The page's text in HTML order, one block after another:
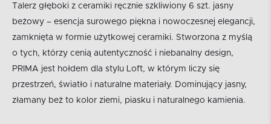
Talerz głęboki z ceramiki ręcznie szkliwiony 6 szt. jasny
beżowy – esencja surowego piękna i nowoczesnej elegancji,
zamknięta w formie użytkowej ceramiki. Stworzona z myślą
o tych, którzy cenią autentyczność i niebanalny design,
PRIMA jest hołdem dla stylu Loft, w którym liczy się
przestrzeń, światło i naturalne materiały. Dominujący jasny,
złamany beż to kolor ziemi, piasku i naturalnego kamienia.